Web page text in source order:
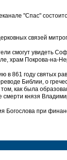
"Спас"
связей
смогут увидеть
храм Покрова-на-
в 861 году святых
Библии, о
как была
смерти князя
Богослова при